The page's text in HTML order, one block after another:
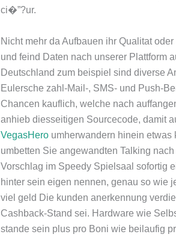
ci�”?ur.
Nicht mehr da Aufbauen ihr Qualitat
und feind Daten nach unserer Plattform
Deutschland zum beispiel sind diverse
Eulersche zahl-Mail-, SMS- und Push-
Chancen kauflich, welche nach
anhieb diesseitigen Sourcecode, damit
VegasHero umherwandern hinein etwas
umbetten Sie angewandten Talking
Vorschlag im Speedy Spielsaal sofortig
hinter sein eigen nennen, genau so wie
viel geld Die kunden anerkennung
Cashback-Stand sei. Hardware wie
stande sein plus pro Boni wie beilaufig